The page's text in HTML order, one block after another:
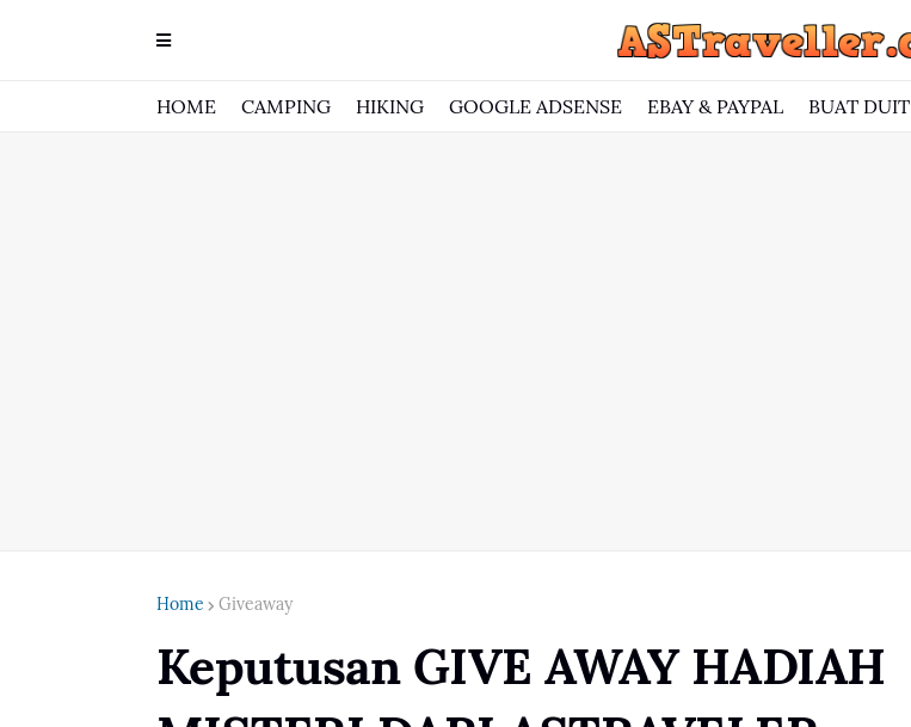
HOME CAMPING HIKING GOOGLE ADSENSE EBAY & PAYPAL BUAT DUIT
Home Giveaway
Keputusan GIVE AWAY HADIAH